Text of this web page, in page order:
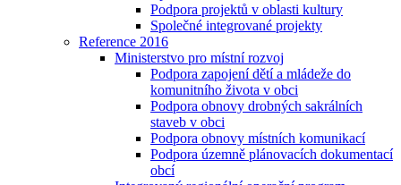
Podpora projektů v oblasti kultury
Společné integrované projekty
Reference 2016
Ministerstvo pro místní rozvoj
Podpora zapojení dětí a mládeže do
komunitního života v obci
Podpora obnovy drobných sakrálních
staveb v obci
Podpora obnovy místních komunikací
Podpora územně plánovacích dokumentací
obcí